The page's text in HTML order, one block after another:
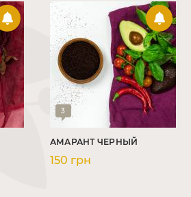
3
АМАРАНТ ЧЕРНЫЙ
150 грн